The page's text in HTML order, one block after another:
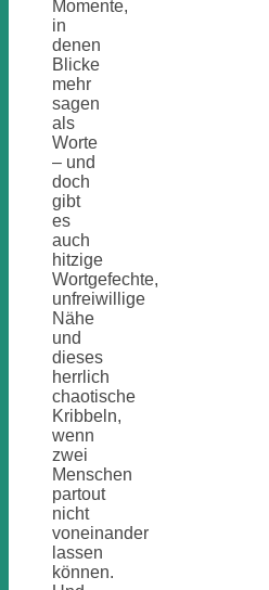
Momente,
in
denen
Blicke
mehr
sagen
als
Worte
– und
doch
gibt
es
auch
hitzige
Wortgefechte,
unfreiwillige
Nähe
und
dieses
herrlich
chaotische
Kribbeln,
wenn
zwei
Menschen
partout
nicht
voneinander
lassen
können.